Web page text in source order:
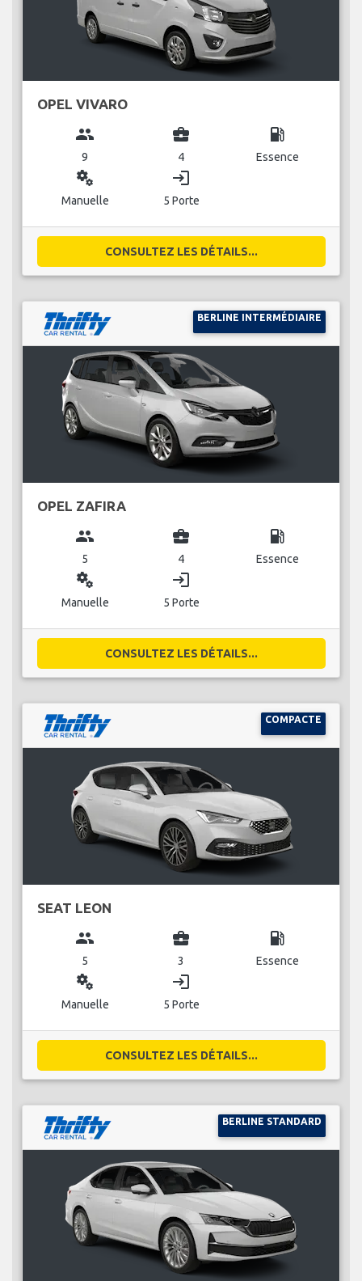
OPEL VIVARO
group
9
business_center
4
local_gas_station
Essence
miscellaneous_services
Manuelle
login
5 Porte
CONSULTEZ LES DÉTAILS...
BERLINE INTERMÉDIAIRE
OPEL ZAFIRA
group
5
business_center
4
local_gas_station
Essence
miscellaneous_services
Manuelle
login
5 Porte
CONSULTEZ LES DÉTAILS...
COMPACTE
SEAT LEON
group
5
business_center
3
local_gas_station
Essence
miscellaneous_services
Manuelle
login
5 Porte
CONSULTEZ LES DÉTAILS...
BERLINE STANDARD